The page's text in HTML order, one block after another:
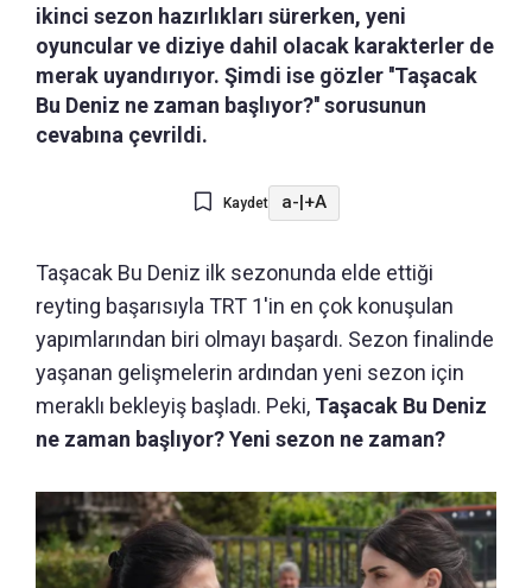
ikinci sezon hazırlıkları sürerken, yeni
oyuncular ve diziye dahil olacak karakterler de
merak uyandırıyor. Şimdi ise gözler ''Taşacak
Bu Deniz ne zaman başlıyor?'' sorusunun
cevabına çevrildi.
Kaydet a-|+A
Taşacak Bu Deniz ilk sezonunda elde ettiği
reyting başarısıyla TRT 1'in en çok konuşulan
yapımlarından biri olmayı başardı. Sezon finalinde
yaşanan gelişmelerin ardından yeni sezon için
meraklı bekleyiş başladı. Peki, Taşacak Bu Deniz
ne zaman başlıyor? Yeni sezon ne zaman?